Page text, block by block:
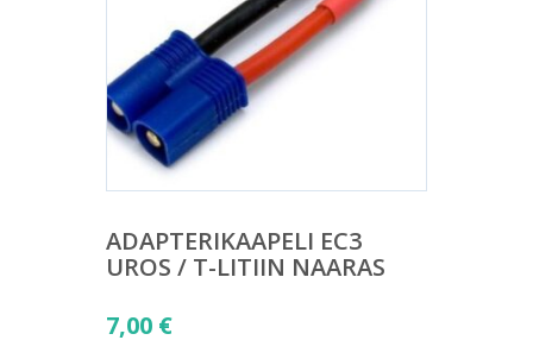
ADAPTERIKAAPELI EC3
UROS / T-LITIIN NAARAS
7,00 €